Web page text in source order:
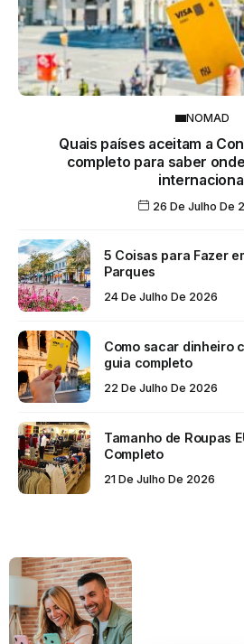
NOMAD
Quais países aceitam a
completo para saber
26 De Julho De
5 Coisas para Fazer
Parques
24 De Julho De 2026
Como sacar dinheiro
guia completo
22 De Julho De 2026
Tamanho de Roupas
Completo
21 De Julho De 2026